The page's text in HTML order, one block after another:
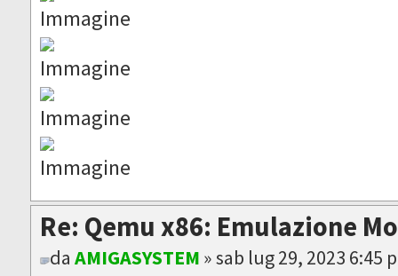
Re: Qemu x86: Emulazione
daAMIGASYSTEM » sab lug 29, 2023 6:45